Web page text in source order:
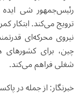
رئیس‌جمهور شی
ترویج می‌کند. ابتکار
نیروی محرکه‌ای
چین، برای
شغلی فراهم می‌کند.
خبرنگار: از جمله در